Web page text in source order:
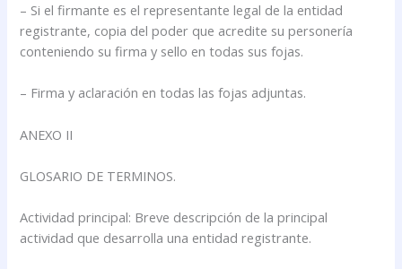
– Si el firmante es el representante legal de la entidad
registrante, copia del poder que acredite su personería
conteniendo su firma y sello en todas sus fojas.
– Firma y aclaración en todas las fojas adjuntas.
ANEXO II
GLOSARIO DE TERMINOS.
Actividad principal: Breve descripción de la principal
actividad que desarrolla una entidad registrante.